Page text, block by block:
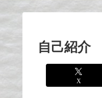
自己紹介
X